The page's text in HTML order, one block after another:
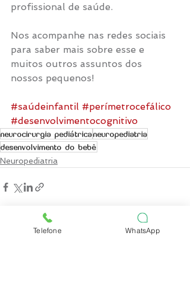
profissional de saúde.
Nos acompanhe nas redes sociais
para saber mais sobre esse e
muitos outros assuntos dos
nossos pequenos!
#saúdeinfantil #perímetrocefálico
#desenvolvimentocognitivo
neurocirurgia pediátricaneuropediatria
desenvolvimento do bebê
Neuropediatria
Telefone WhatsApp